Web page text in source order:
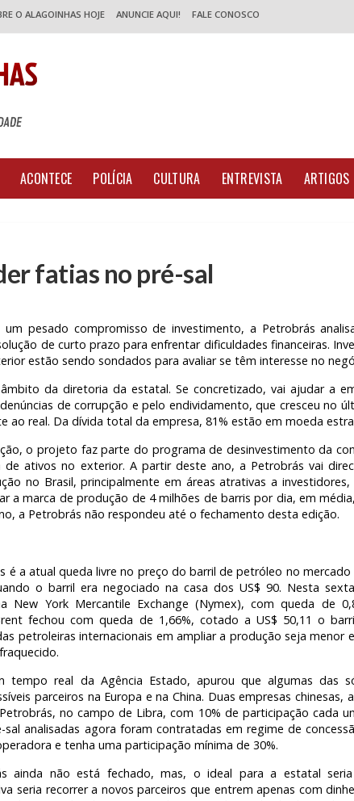
O ALAGOINHAS HOJE ANUNCIE AQUI! FALE CONOSCO
ACONTECE POLÍCIA CULTURA ENTREVISTA ARTIGOS
fatias no pré-sal
pesado compromisso de investimento, a Petrobrás
de curto prazo para enfrentar dificuldades financeiras.
estão sendo sondados para avaliar se têm interesse no
da diretoria da estatal. Se concretizado, vai ajudar a
de corrupção e pelo endividamento, que cresceu no
ao real. Da dívida total da empresa, 81% estão em moeda
o projeto faz parte do programa de desinvestimento da
ativos no exterior. A partir deste ano, a Petrobrás vai
no Brasil, principalmente em áreas atrativas a investidores,
a marca de produção de 4 milhões de barris por dia, em
a Petrobrás não respondeu até o fechamento desta edição.
é a atual queda livre no preço do barril de petróleo no mercado
o barril era negociado na casa dos US$ 90. Nesta
New York Mercantile Exchange (Nymex), com queda de
fechou com queda de 1,66%, cotado a US$ 50,11 o
petroleiras internacionais em ampliar a produção seja menor
tempo real da Agência Estado, apurou que algumas das
parceiros na Europa e na China. Duas empresas chinesas, a
no campo de Libra, com 10% de participação cada
analisadas agora foram contratadas em regime de
e tenha uma participação mínima de 30%.
ainda não está fechado, mas, o ideal para a estatal
seria recorrer a novos parceiros que entrem apenas com